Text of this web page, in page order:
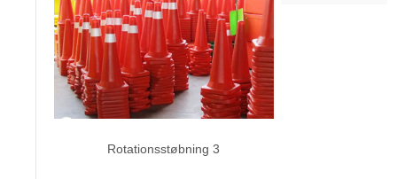
Rotationsstøbning 3